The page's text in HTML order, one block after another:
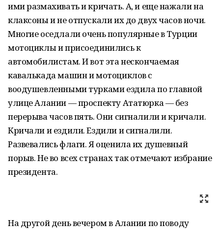
ими размахивать и кричать. А, и еще нажали на
клаксоны и не отпускали их до двух часов ночи.
Многие оседлали очень популярные в Турции
мотоциклы и присоединились к
автомобилистам. И вот эта нескончаемая
кавалькада машин и мотоциклов с
воодушевленными турками ездила по главной
улице Алании — проспекту Ататюрка — без
перерыва часов пять. Они сигналили и кричали.
Кричали и ездили. Ездили и сигналили.
Развевались флаги. Я оценила их душевный
порыв. Не во всех странах так отмечают избрание
президента.
На другой день вечером в Алании по поводу